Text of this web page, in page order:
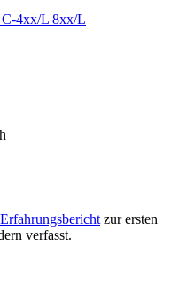
4xx/L 8xx/L
zur ersten
verfasst.